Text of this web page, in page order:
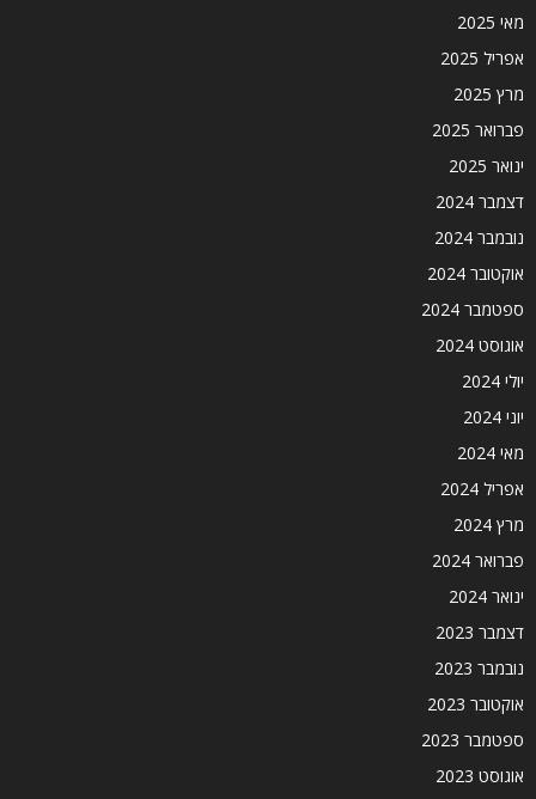
מאי 2025
אפריל 2025
מרץ 2025
פברואר 2025
ינואר 2025
דצמבר 2024
נובמבר 2024
אוקטובר 2024
ספטמבר 2024
אוגוסט 2024
יולי 2024
יוני 2024
מאי 2024
אפריל 2024
מרץ 2024
פברואר 2024
ינואר 2024
דצמבר 2023
נובמבר 2023
אוקטובר 2023
ספטמבר 2023
אוגוסט 2023